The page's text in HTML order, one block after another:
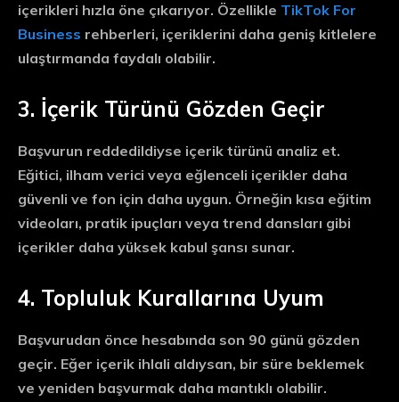
içerikleri hızla öne çıkarıyor. Özellikle TikTok For
Business rehberleri, içeriklerini daha geniş kitlelere
ulaştırmanda faydalı olabilir.
3. İçerik Türünü Gözden Geçir
Başvurun reddedildiyse içerik türünü analiz et.
Eğitici, ilham verici veya eğlenceli içerikler daha
güvenli ve fon için daha uygun. Örneğin kısa eğitim
videoları, pratik ipuçları veya trend dansları gibi
içerikler daha yüksek kabul şansı sunar.
4. Topluluk Kurallarına Uyum
Başvurudan önce hesabında son 90 günü gözden
geçir. Eğer içerik ihlali aldıysan, bir süre beklemek
ve yeniden başvurmak daha mantıklı olabilir.